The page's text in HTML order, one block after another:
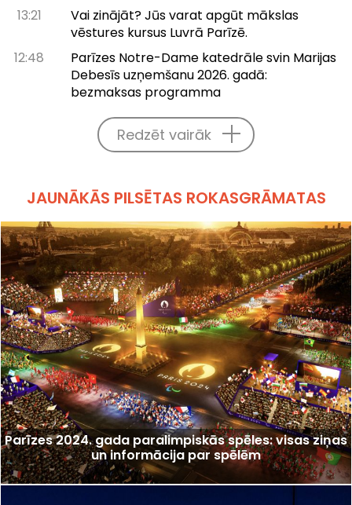
13:21
Vai zinājāt? Jūs varat apgūt mākslas
vēstures kursus Luvrā Parīzē.
12:48
Parīzes Notre-Dame katedrāle svin Marijas
Debesīs uzņemšanu 2026. gadā:
bezmaksas programma
Redzēt vairāk
JAUNĀKĀS PILSĒTAS ROKASGRĀMATAS
Parīzes 2024. gada paralimpiskās spēles: visas ziņas
un informācija par spēlēm